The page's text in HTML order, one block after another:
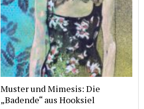
Muster und Mimesis: Die
„Badende“ aus Hooksiel